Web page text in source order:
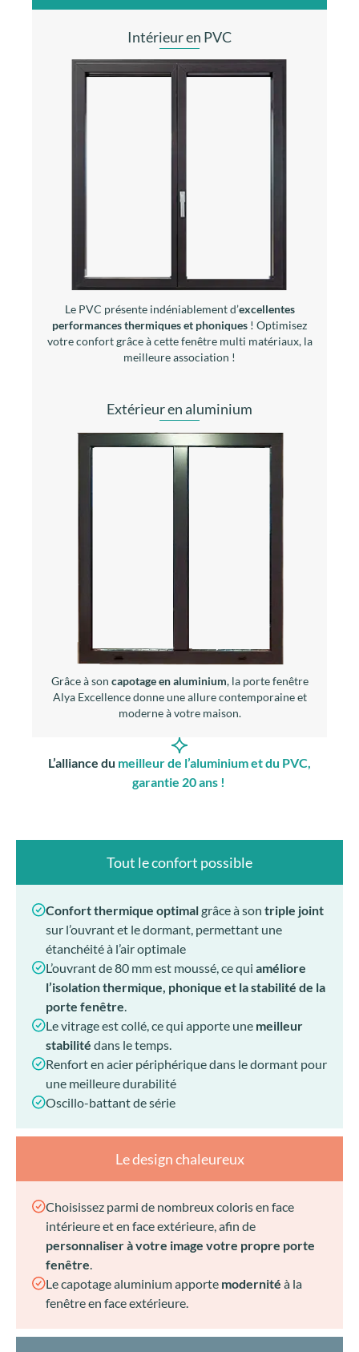
Intérieur en PVC
Le PVC présente indéniablement d’excellentes
performances thermiques et phoniques ! Optimisez
votre confort grâce à cette fenêtre multi matériaux, la
meilleure association !
Extérieur en aluminium
Grâce à son capotage en aluminium, la porte fenêtre
Alya Excellence donne une allure contemporaine et
moderne à votre maison.
L’alliance du meilleur de l’aluminium et du PVC,
garantie 20 ans !
Tout le confort possible
Confort thermique optimalgrâce à son triple joint
sur l’ouvrant et le dormant, permettant une
étanchéité à l’air optimale
L’ouvrant de 80 mm est moussé, ce qui améliore
l’isolation thermique, phonique et la stabilité de la
porte fenêtre.
Le vitrage est collé, ce qui apporte une meilleur
stabilité dans le temps.
Renfort en acier périphérique dans le dormant pour
une meilleure durabilité
Oscillo-battant de série
Le design chaleureux
Choisissez parmi de nombreux coloris en face
intérieure et en face extérieure, afin de
personnaliser à votre image votre propre porte
fenêtre.
Le capotage aluminium apporte modernité à la
fenêtre en face extérieure.